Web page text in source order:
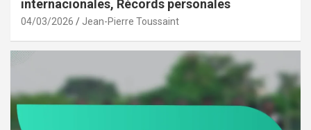
internacionales, Récords personales
04/03/2026 Jean-Pierre Toussaint